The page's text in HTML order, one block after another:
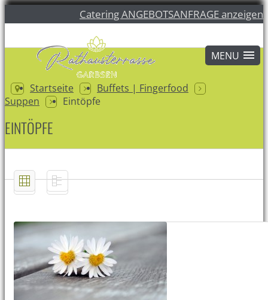
Catering ANGEBOTSANFRAGE anzeigen
Startseite
Buffets | Fingerfood
Suppen
Eintöpfe
EINTÖPFE